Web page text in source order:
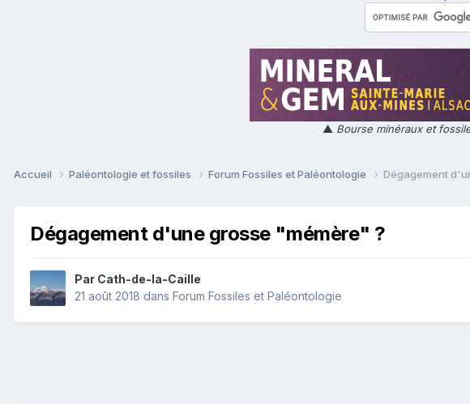
▲ Bourse minéraux et
Accueil Paléontologie et fossiles Forum Fossiles et Paléontologie Dégagement
Dégagement d'une grosse "mémère" ?
Par Cath-de-la-Caille
21 août 2018 dans Forum Fossiles et Paléontologie